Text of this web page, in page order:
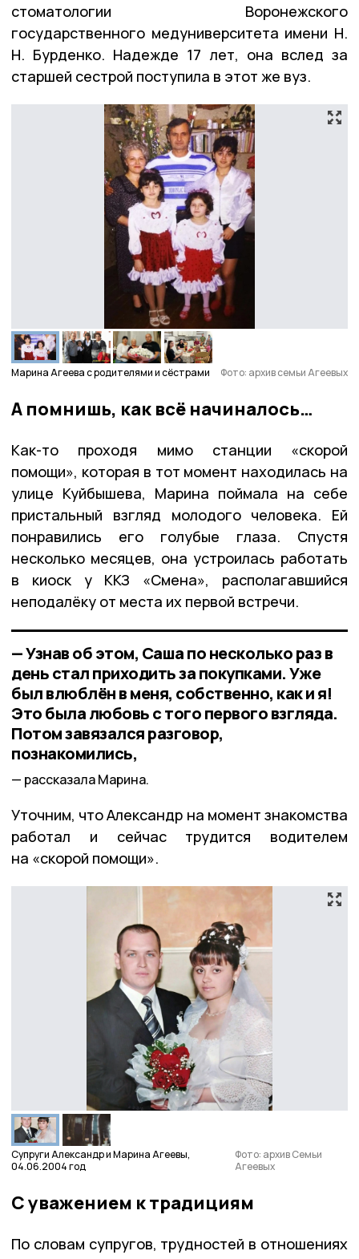
стоматологии Воронежского
государственного медуниверситета имени Н.
Н. Бурденко. Надежде 17 лет, она вслед за
старшей сестрой поступила в этот же вуз.
Марина Агеева с родителями и сёстрами Фото: архив семьи Агеевых
А помнишь, как всё начиналось…
Как-то проходя мимо станции «скорой
помощи», которая в тот момент находилась на
улице Куйбышева, Марина поймала на себе
пристальный взгляд молодого человека. Ей
понравились его голубые глаза. Спустя
несколько месяцев, она устроилась работать
в киоск у ККЗ «Смена», располагавшийся
неподалёку от места их первой встречи.
— Узнав об этом, Саша по несколько раз в
день стал приходить за покупками. Уже
был влюблён в меня, собственно, как и я!
Это была любовь с того первого взгляда.
Потом завязался разговор,
познакомились,
рассказала Марина.
Уточним, что Александр на момент знакомства
работал и сейчас трудится водителем
на «скорой помощи».
Супруги Александр и Марина Агеевы,
04.06.2004 год
Фото: архив Семьи
Агеевых
С уважением к традициям
По словам супругов, трудностей в отношениях